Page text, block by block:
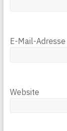
E-Mail-Adresse
Website